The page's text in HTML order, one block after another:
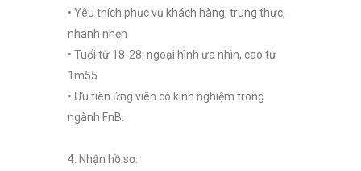
• Yêu thích phục vụ khách hàng, trung thực,
nhanh nhẹn
• Tuổi từ 18-28, ngoại hình ưa nhìn, cao từ
1m55
• Ưu tiên ứng viên có kinh nghiệm trong
ngành FnB.
4. Nhận hồ sơ: